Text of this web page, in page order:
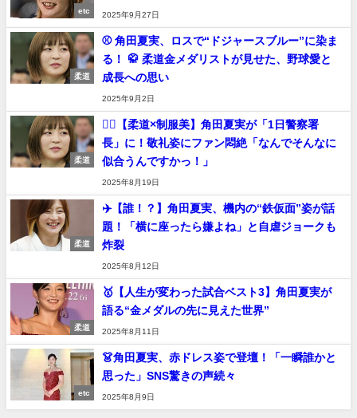
etc
2025年9月27日
柔道
⚾️ 角田夏実、ロスで“ドジャースブルー”に染ま
る！ 🥋 柔道金メダリストが見せた、野球愛と
成長への思い
2025年9月2日
柔道
👮‍♀️【柔道×制服美】角田夏実が「1日警察署
長」に！敬礼姿にファン悶絶「なんでそんなに
似合うんですかっ！」
2025年8月19日
柔道
✈️【誰！？】角田夏実、機内の“鉄仮面”姿が話
題！「横に座ったら嫌よね」と自虐ジョークも
炸裂
2025年8月12日
柔道
🥇【人生が変わった試合ベスト3】角田夏実が
語る“金メダルの先に見えた世界”
2025年8月11日
etc
👗角田夏実、赤ドレス姿で登壇！「一瞬誰かと
思った」SNS驚きの声続々
2025年8月9日